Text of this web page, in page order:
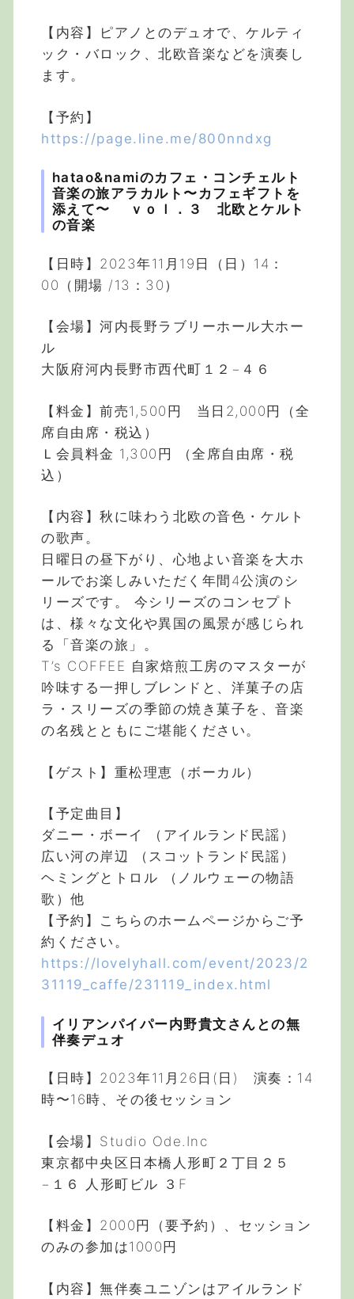
【内容】ピアノとのデュオで、ケルティ
ック・バロック、北欧音楽などを演奏し
ます。
【予約】
https://page.line.me/800nndxg
hatao&namiのカフェ・コンチェルト
音楽の旅アラカルト〜カフェギフトを
添えて〜 ｖｏｌ．３ 北欧とケルト
の音楽
【日時】2023年11月19日（日）14：
00（開場 /13：30）
【会場】河内長野ラブリーホール大ホー
ル
大阪府河内長野市西代町１２−４６
【料金】前売1,500円 当日2,000円（全
席自由席・税込）
Ｌ会員料金 1,300円 （全席自由席・税
込）
【内容】秋に味わう北欧の音色・ケルト
の歌声。
日曜日の昼下がり、心地よい音楽を大ホ
ールでお楽しみいただく年間4公演のシ
リーズです。 今シリーズのコンセプト
は、様々な文化や異国の風景が感じられ
る「音楽の旅」。
T’s COFFEE 自家焙煎工房のマスターが
吟味する一押しブレンドと、洋菓子の店
ラ・スリーズの季節の焼き菓子を、音楽
の名残とともにご堪能ください。
【ゲスト】重松理恵（ボーカル）
【予定曲目】
ダニー・ボーイ （アイルランド民謡）
広い河の岸辺 （スコットランド民謡）
ヘミングとトロル （ノルウェーの物語
歌）他
【予約】こちらのホームページからご予
約ください。
https://lovelyhall.com/event/2023/2
31119_caffe/231119_index.html
イリアンパイパー内野貴文さんとの無
伴奏デュオ
【日時】2023年11月26日(日) 演奏：14
時〜16時、その後セッション
【会場】Studio Ode.Inc
東京都中央区日本橋人形町２丁目２５
−１６ 人形町ビル ３F
【料金】2000円（要予約）、セッション
のみの参加は1000円
【内容】無伴奏ユニゾンはアイルランド